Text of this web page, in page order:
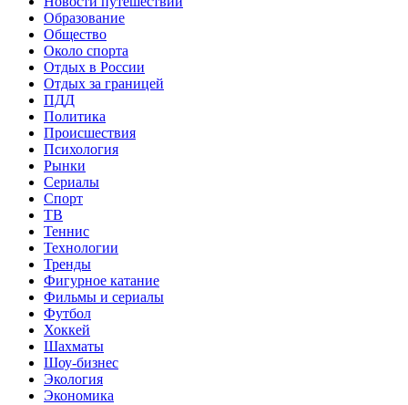
Образование
Общество
Около спорта
Отдых в России
Отдых за границей
ПДД
Политика
Происшествия
Психология
Рынки
Сериалы
Спорт
ТВ
Теннис
Технологии
Тренды
Фигурное катание
Фильмы и сериалы
Футбол
Хоккей
Шахматы
Шоу-бизнес
Экология
Экономика